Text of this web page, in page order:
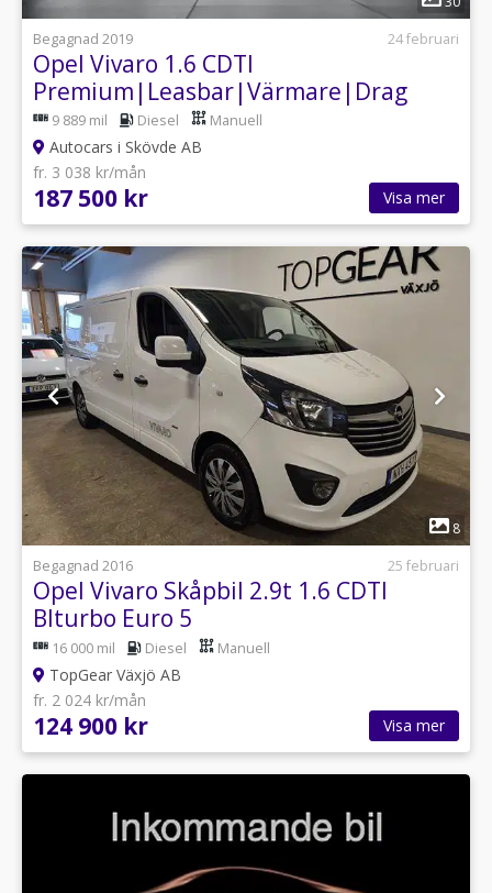
Begagnad 2019
24 februari
Opel Vivaro 1.6 CDTI
Premium|Leasbar|Värmare|Drag
|Navi|Kamera
9 889 mil Diesel Manuell
Autocars i Skövde AB
fr. 3 038 kr/mån
187 500 kr Visa mer
1
8
Begagnad 2016
25 februari
Opel Vivaro Skåpbil 2.9t 1.6 CDTI
BIturbo Euro 5
16 000 mil Diesel Manuell
TopGear Växjö AB
fr. 2 024 kr/mån
124 900 kr Visa mer